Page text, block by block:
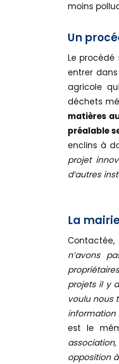
moins
Un
Le
entrer
agricole
déchets
matières
préalable
enclins à
projet
d’autres
La
Contactée,
n’avons
projets il y
voulu nous
information
est le
opposition